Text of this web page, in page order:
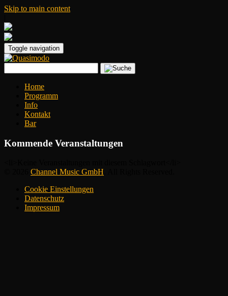
Skip to main content
Toggle navigation
Home
Programm
Info
Kontakt
Bar
Kommende Veranstaltungen
Channel Music GmbH
Cookie Einstellungen
Datenschutz
Impressum